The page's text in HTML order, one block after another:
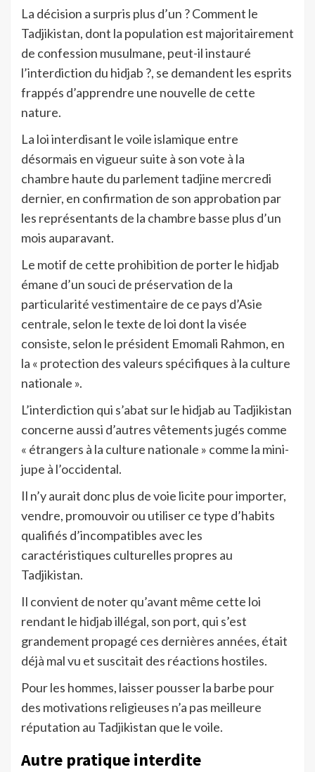
La décision a surpris plus d’un ? Comment le
Tadjikistan, dont la population est majoritairement
de confession musulmane, peut-il instauré
l’interdiction du hidjab ?, se demandent les esprits
frappés d’apprendre une nouvelle de cette
nature.
La loi interdisant le voile islamique entre
désormais en vigueur suite à son vote à la
chambre haute du parlement tadjine mercredi
dernier, en confirmation de son approbation par
les représentants de la chambre basse plus d’un
mois auparavant.
Le motif de cette prohibition de porter le hidjab
émane d’un souci de préservation de la
particularité vestimentaire de ce pays d’Asie
centrale, selon le texte de loi dont la visée
consiste, selon le président Emomali Rahmon, en
la « protection des valeurs spécifiques à la culture
nationale ».
L’interdiction qui s’abat sur le hidjab au Tadjikistan
concerne aussi d’autres vêtements jugés comme
« étrangers à la culture nationale » comme la mini-
jupe à l’occidental.
Il n’y aurait donc plus de voie licite pour importer,
vendre, promouvoir ou utiliser ce type d’habits
qualifiés d’incompatibles avec les
caractéristiques culturelles propres au
Tadjikistan.
Il convient de noter qu’avant même cette loi
rendant le hidjab illégal, son port, qui s’est
grandement propagé ces dernières années, était
déjà mal vu et suscitait des réactions hostiles.
Pour les hommes, laisser pousser la barbe pour
des motivations religieuses n’a pas meilleure
réputation au Tadjikistan que le voile.
Autre pratique interdite